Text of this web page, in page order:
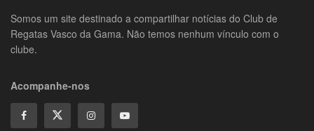
Somos um site destinado a compartilhar notícias do Club de
Regatas Vasco da Gama. Não temos nenhum vínculo com o
clube.
Acompanhe-nos